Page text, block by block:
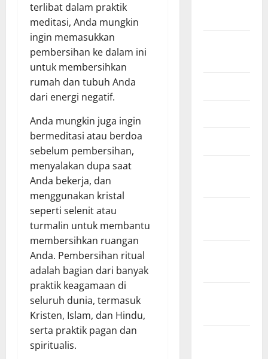
terlibat dalam praktik
meditasi, Anda mungkin
ingin memasukkan
pembersihan ke dalam ini
untuk membersihkan
rumah dan tubuh Anda
dari energi negatif.
Anda mungkin juga ingin
bermeditasi atau berdoa
sebelum pembersihan,
menyalakan dupa saat
Anda bekerja, dan
menggunakan kristal
seperti selenit atau
turmalin untuk membantu
membersihkan ruangan
Anda. Pembersihan ritual
adalah bagian dari banyak
praktik keagamaan di
seluruh dunia, termasuk
Kristen, Islam, dan Hindu,
serta praktik pagan dan
spiritualis.